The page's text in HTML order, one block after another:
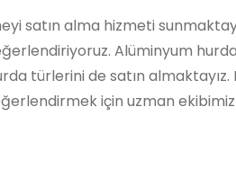
satın alma hizmeti
Alüminyum
türlerini de satın almaktayız.
için uzman ekibimiz